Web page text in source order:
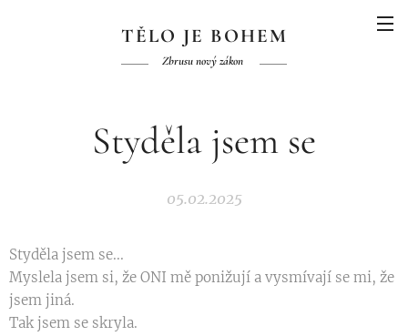
TĚLO JE BOHEM
Zbrusu nový zákon
Styděla jsem se
05.02.2025
Styděla jsem se...
Myslela jsem si, že ONI mě ponižují a vysmívají se mi, že
jsem jiná.
Tak jsem se skryla.